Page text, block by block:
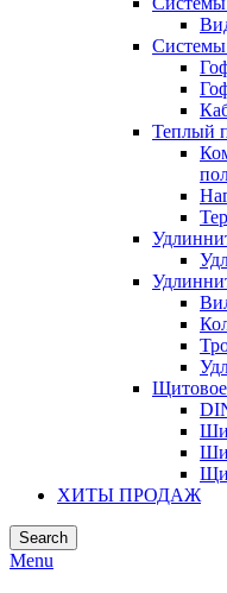
Системы
Теплый
Щитовое
ХИТЫ ПРОДАЖ
Search
Menu